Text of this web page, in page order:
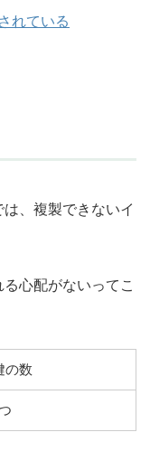
れている
、複製できないイ
心配がないってこ
の数